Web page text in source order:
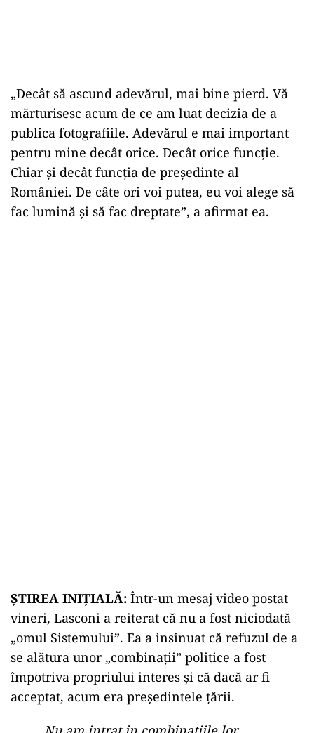
„Decât să ascund adevărul, mai bine pierd. Vă
mărturisesc acum de ce am luat decizia de a
publica fotografiile. Adevărul e mai important
pentru mine decât orice. Decât orice funcție.
Chiar şi decât funcția de preşedinte al
României. De câte ori voi putea, eu voi alege să
fac lumină şi să fac dreptate”, a afirmat ea.
ŞTIREA INIŢIALĂ: Într-un mesaj video postat
vineri, Lasconi a reiterat că nu a fost niciodată
„omul Sistemului”. Ea a insinuat că refuzul de a
se alătura unor „combinații” politice a fost
împotriva propriului interes și că dacă ar fi
acceptat, acum era președintele țării.